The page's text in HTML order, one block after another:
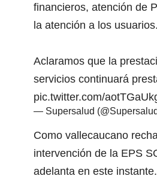
financieros, atención de
la atención a los usuarios.
Aclaramos que la
servicios continuará
pic.twitter.com/
— Supersalud
Como vallecaucano
intervención de la EPS
adelanta en este